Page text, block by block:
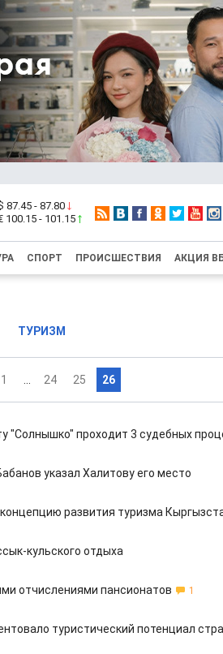
87.45 - 87.80
100.15 - 101.15
СПОРТ ПРОИСШЕСТВИЯ АКЦИЯ
ТУРИЗМ
1 24 25 26
"Солнышко" проходит 3 судебных
указал Халитову его место
развития туризма
кульского отдыха
отчислениями пансионатов 1
туристический потенциал